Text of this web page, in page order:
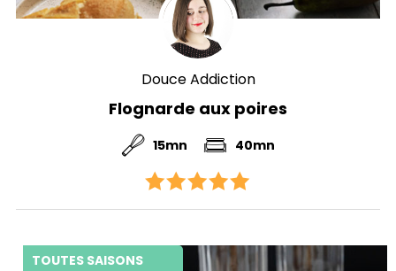
Douce Addiction
Flognarde aux poires
15mn 40mn
TOUTES SAISONS